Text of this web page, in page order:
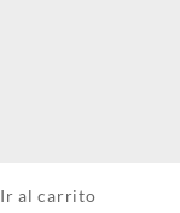
Ir al carrito